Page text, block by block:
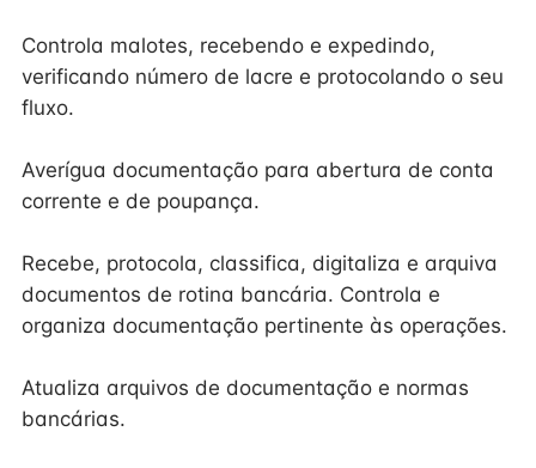
Controla malotes, recebendo e expedindo,
verificando número de lacre e protocolando o seu
fluxo.
Averígua documentação para abertura de conta
corrente e de poupança.
Recebe, protocola, classifica, digitaliza e arquiva
documentos de rotina bancária. Controla e
organiza documentação pertinente às operações.
Atualiza arquivos de documentação e normas
bancárias.